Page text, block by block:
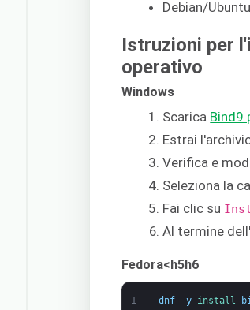
Debian/
Istruzioni per
operativo
Windows
Scarica Bind9
Estrai
Verifica e
Seleziona la
Fai clic su
Al termine
Fedora<h5h6
1 dnf -y install